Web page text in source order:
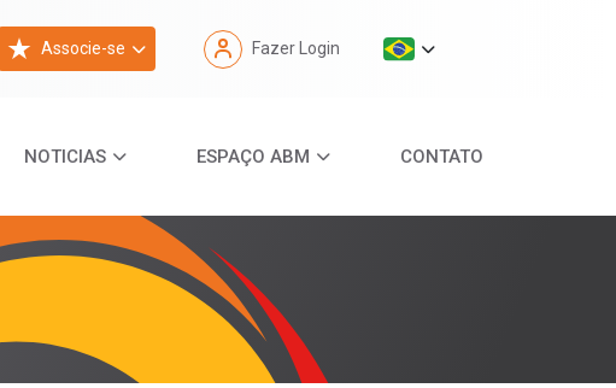
Associe-se Fazer Login
NOTICIAS ESPAÇO ABM CONTATO